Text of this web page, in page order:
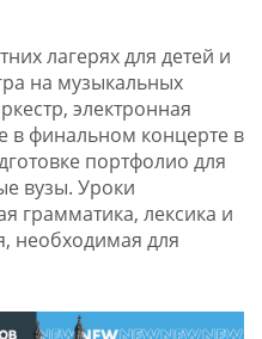
лагерях для детей и
на музыкальных
электронная
в финальном концерте в
портфолио для
вузы. Уроки
грамматика, лексика и
необходимая для